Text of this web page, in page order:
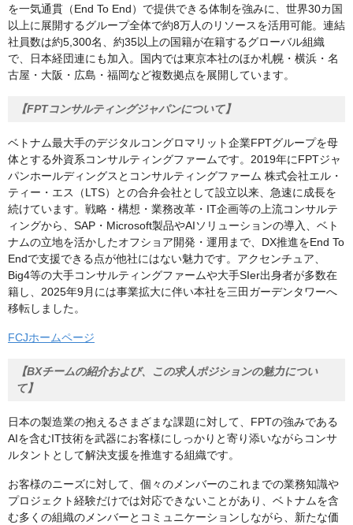
を一気通貫（End To End）で提供できる体制を強みに、世界30カ国
以上に展開するグループ全体で約8万人のリソースを活用可能。連結
社員数は約5,300名、約35以上の国籍が在籍するグローバル組織
で、日本経団連にも加入。国内では東京本社のほか札幌・横浜・名
古屋・大阪・広島・福岡など複数拠点を展開しています。
【FPTコンサルティングジャパンについて】
ベトナム最大手のデジタルコングロマリット企業FPTグループを母
体とする外資系コンサルティングファームです。2019年にFPTジャ
パンホールディングスとコンサルティングファーム 株式会社エル・
ティー・エス（LTS）との合弁会社として設立以来、急速に成長を
続けています。戦略・構想・業務改革・IT企画等の上流コンサルテ
ィングから、SAP・Microsoft製品やAIソリューションの導入、ベト
ナムの立地を活かしたオフショア開発・運用まで、DX推進をEnd To
Endで支援できる点が他社にはない魅力です。アクセンチュア、
Big4等の大手コンサルティングファームや大手SIer出身者が多数在
籍し、2025年9月には事業拡大に伴い本社を三田ガーデンタワーへ
移転しました。
FCJホームページ
【BXチームの紹介および、この求人ポジションの魅力につい
て】
日本の製造業の抱えるさまざまな課題に対して、FPTの強みである
AIを含むIT技術を武器にお客様にしっかりと寄り添いながらコンサ
ルタントとして解決支援を推進する組織です。
お客様のニーズに対して、個々のメンバーのこれまでの業務知識や
プロジェクト経験だけでは対応できないことがあり、ベトナムを含
む多くの組織のメンバーとコミュニケーションしながら、新たな価